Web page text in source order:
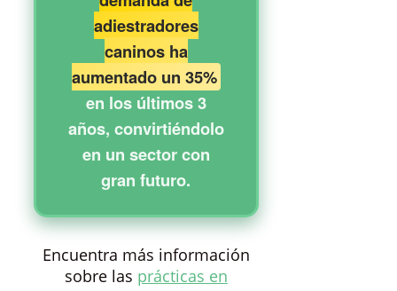
adiestradores
caninos ha
aumentado un 35%
en los últimos 3
años, convirtiéndolo
en un sector con
gran futuro.
Encuentra más información
sobre las prácticas en